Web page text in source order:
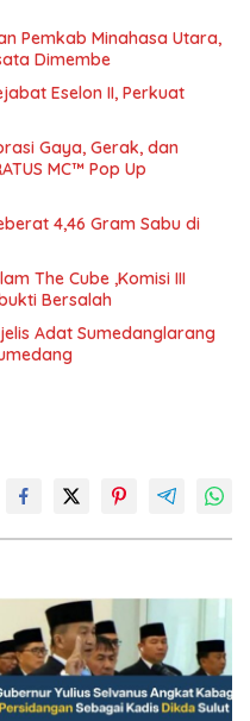
Pemkab Minahasa Utara,
Dimembe
Gaya, Gerak, dan
MC™ Pop Up
4,46 Gram Sabu di
The Cube ,Komisi III
Bersalah
Adat Sumedanglarang